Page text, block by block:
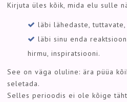
Kirjuta üles kõik, mida elu sulle
läbi lähedaste,
läbi sinu enda
hirmu, inspiratsiooni.
See on väga oluline: ära püüa
seletada.
Selles perioodis ei ole kõige